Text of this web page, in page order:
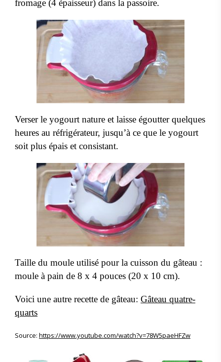
fromage (4 épaisseur) dans la passoire.
Verser le yogourt nature et laisse égoutter quelques
heures au réfrigérateur, jusqu’à ce que le yogourt
soit plus épais et consistant.
Taille du moule utilisé pour la cuisson du gâteau :
moule à pain de 8 x 4 pouces (20 x 10 cm).
Voici une autre recette de gâteau: Gâteau quatre-
quarts
Source: https://www.youtube.com/watch?v=78W5paeHFZw